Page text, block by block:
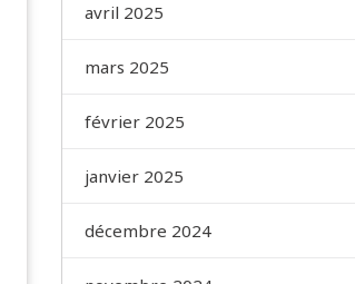
avril 2025
mars 2025
février 2025
janvier 2025
décembre 2024